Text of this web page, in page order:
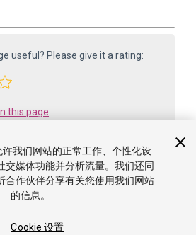
useful? Please give it a rating:
this page
许我们网站的正常工作、个性化设
交媒体功能并分析流量。我们还同
合作伙伴分享有关您使用我们网站
的信息。
Cookie 设置